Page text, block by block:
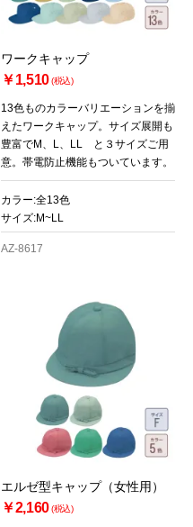
ワークキャップ
￥1,510(税込)
13色ものカラーバリエーションを揃
えたワークキャップ。サイズ展開も
豊富でM、L、LL と３サイズご用
意。帯電防止機能もついています。
カラー:全13色
サイズ:M~LL
AZ-8617
エルゼ型キャップ（女性用）
￥2,160(税込)